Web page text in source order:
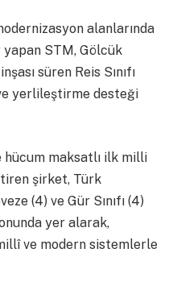
alanlarında
yapan STM, Gölcük
süren Reis Sınıfı
yerlileştirme desteği
hücum maksatlı ilk milli
şirket, Türk
(4) ve Gür Sınıfı (4)
yer alarak,
ve modern sistemlerle